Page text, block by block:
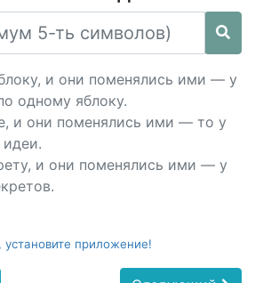
и они поменялись ими — у
одному яблоку.
и они поменялись ими — то у
идеи.
и они поменялись ими — у
установите приложение!